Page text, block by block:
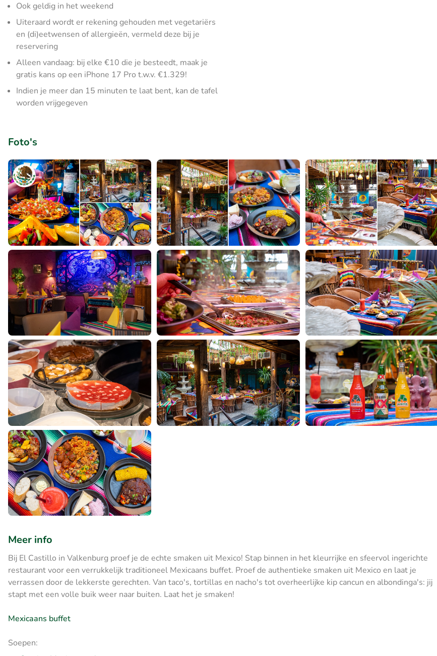
Ook geldig in het weekend
Uiteraard wordt er rekening gehouden met vegetariërs
en (di)eetwensen of allergieën, vermeld deze bij je
reservering
Alleen vandaag: bij elke €10 die je besteedt, maak je
gratis kans op een iPhone 17 Pro t.w.v. €1.329!
Indien je meer dan 15 minuten te laat bent, kan de tafel
worden vrijgegeven
Foto's
Meer info
Bij El Castillo in Valkenburg proef je de echte smaken uit Mexico! Stap binnen in het kleurrijke en sfeervol ingerichte
restaurant voor een verrukkelijk traditioneel Mexicaans buffet. Proef de authentieke smaken uit Mexico en laat je
verrassen door de lekkerste gerechten. Van taco's, tortillas en nacho's tot overheerlijke kip cancun en albondinga's: jij
stapt met een volle buik weer naar buiten. Laat het je smaken!
Mexicaans buffet
Soepen: